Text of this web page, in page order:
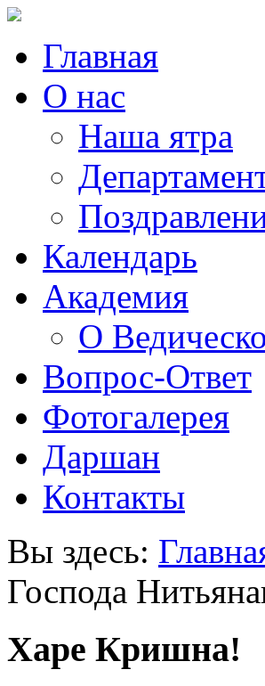
Главная
О нас
Наша ятра
Календарь
Академия
О
Вопрос-Ответ
Фотогалерея
Даршан
Контакты
Вы здесь:
Господа
Харе Кришна!